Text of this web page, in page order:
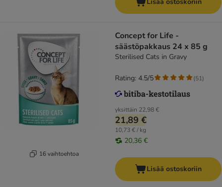
16 vaihtoehtoa
Concept for Life -
säästöpakkaus 24 x 85 g
Sterilised Cats in Gravy
yksittäin 22,98 €
21,89 €
10,73 € / kg
20,36 €
Rating: 4.5/5 (51)
Lisää ostoskoriin